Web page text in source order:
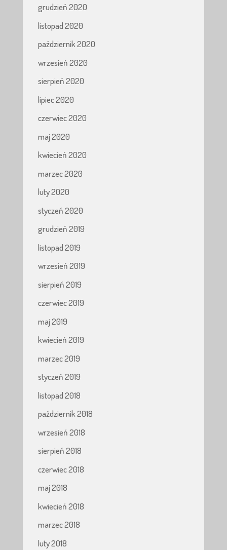
grudzień 2020
listopad 2020
październik 2020
wrzesień 2020
sierpień 2020
lipiec 2020
czerwiec 2020
maj 2020
kwiecień 2020
marzec 2020
luty 2020
styczeń 2020
grudzień 2019
listopad 2019
wrzesień 2019
sierpień 2019
czerwiec 2019
maj 2019
kwiecień 2019
marzec 2019
styczeń 2019
listopad 2018
październik 2018
wrzesień 2018
sierpień 2018
czerwiec 2018
maj 2018
kwiecień 2018
marzec 2018
luty 2018